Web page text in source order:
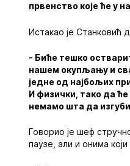
првенство које ће у
Истакао је Станковић
- Биће тешко
нашем окупљању и
једне од најбољих
И физички, тако да
немамо шта да
Говорио је шеф
паузе, али и онима